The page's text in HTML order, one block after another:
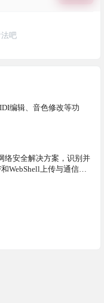
吧
编辑、音色修改等功
络安全解决方案，识别并
WebShell上传与通信在